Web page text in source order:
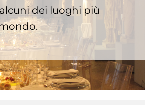
dei luoghi più